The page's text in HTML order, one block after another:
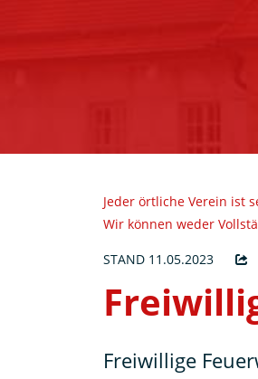
Jeder örtliche Verein ist
Wir können weder
STAND 11.05.2023
Freiwillige